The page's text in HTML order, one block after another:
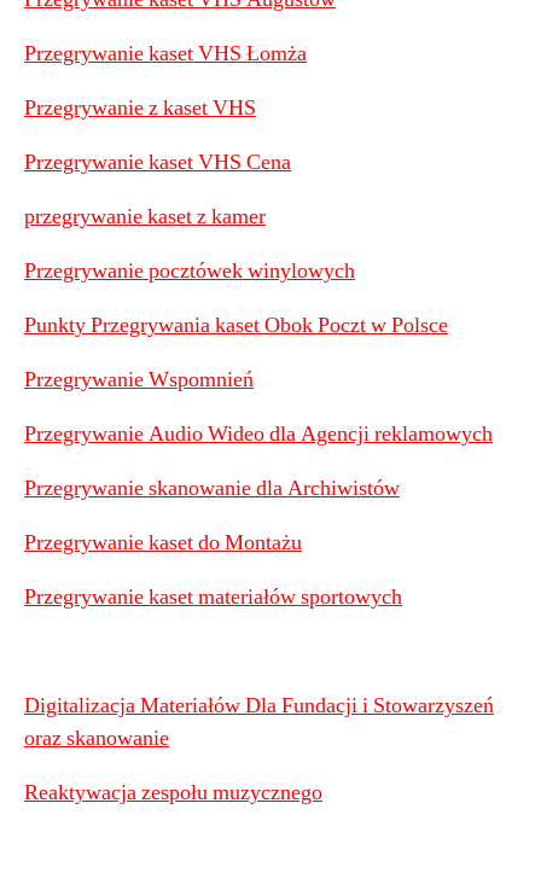
Przegrywanie kaset VHS Łomża
Przegrywanie z kaset VHS
Przegrywanie kaset VHS Cena
przegrywanie kaset z kamer
Przegrywanie pocztówek winylowych
Punkty Przegrywania kaset Obok Poczt w Polsce
Przegrywanie Wspomnień
Przegrywanie Audio Wideo dla Agencji reklamowych
Przegrywanie skanowanie dla Archiwistów
Przegrywanie kaset do Montażu
Przegrywanie kaset materiałów sportowych
Digitalizacja Materiałów Dla Fundacji i Stowarzyszeń
oraz skanowanie
Reaktywacja zespołu muzycznego